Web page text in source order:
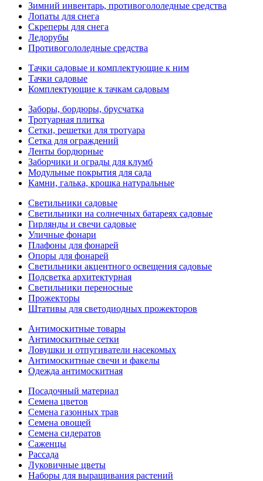
Зимний инвентарь, противогололедные средства
Лопаты для снега
Скреперы для снега
Ледорубы
Противогололедные средства
Тачки садовые и комплектующие к ним
Тачки садовые
Комплектующие к тачкам садовым
Заборы, бордюры, брусчатка
Тротуарная плитка
Сетки, решетки для тротуара
Сетка для ограждений
Ленты бордюрные
Заборчики и ограды для клумб
Модульные покрытия для сада
Камни, галька, крошка натуральные
Светильники садовые
Светильники на солнечных батареях садовые
Гирлянды и свечи садовые
Уличные фонари
Плафоны для фонарей
Опоры для фонарей
Светильники акцентного освещения садовые
Подсветка архитектурная
Светильники переносные
Прожекторы
Штативы для светодиодных прожекторов
Антимоскитные товары
Антимоскитные сетки
Ловушки и отпугиватели насекомых
Антимоскитные свечи и факелы
Одежда антимоскитная
Посадочный материал
Семена цветов
Семена газонных трав
Семена овощей
Семена сидератов
Саженцы
Рассада
Луковичные цветы
Наборы для выращивания растений